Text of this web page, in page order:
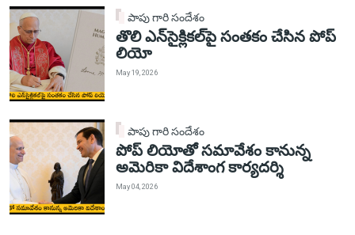
పాపు గారి సందేశం
తొలి ఎన్‌సైక్లికల్‌పై సంతకం చేసిన పోప్
లియో
May 19, 2026
పాపు గారి సందేశం
పోప్ లియోతో సమావేశం కానున్న
అమెరికా విదేశాంగ కార్యదర్శి
May 04, 2026